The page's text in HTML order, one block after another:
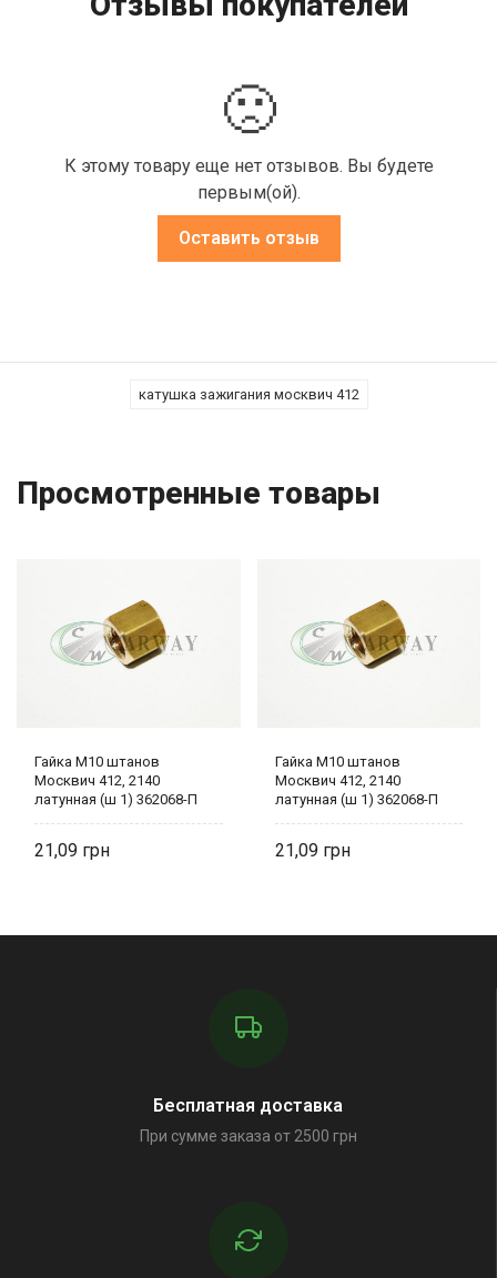
🙁
К этому товару еще нет отзывов. Вы будете
первым(ой).
Оставить отзыв
катушка зажигания москвич 412
Просмотренные товары
Гайка М10 штанов
Москвич 412, 2140
латунная (ш 1) 362068-П
21,09
Гайка М10 штанов
Москвич 412, 2140
латунная (ш 1) 362068-П
21,09
Бесплатная доставка
При сумме заказа от 2500 грн